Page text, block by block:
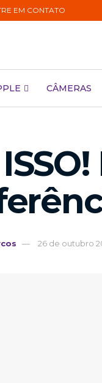
EM CONTATO
CÂMERAS
26 de outubro